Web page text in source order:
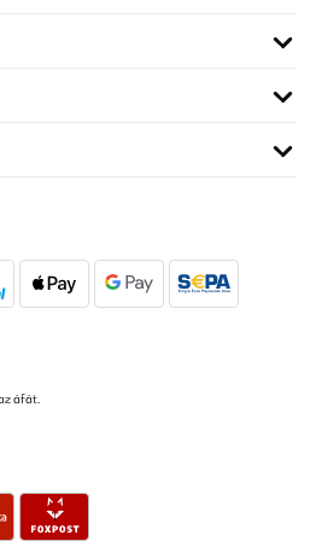
Sehr hochwertig in der
tut was es soll. Einlagen schrubben
in der Tür - ist aber egal.
l’inscription de la marque se
áfát.